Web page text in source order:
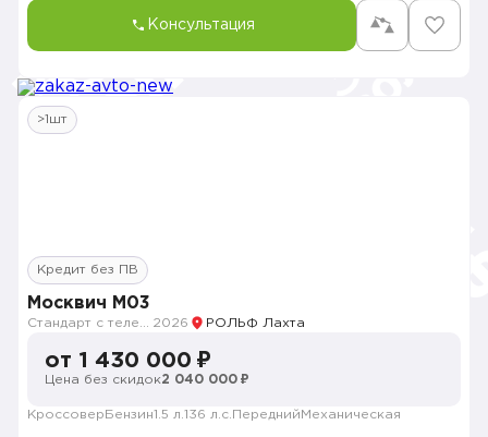
Консультация
>1шт
Кредит без ПВ
Москвич M03
2026 РОЛЬФ Лахта
от 1 430 000 ₽
Цена без скидок2 040 000 ₽
Кроссовер Бензин1.5 л. 136 л.с. Передний Механическая